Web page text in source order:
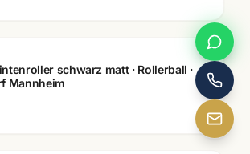
schwarz matt · Rollerball ·
Mannheim